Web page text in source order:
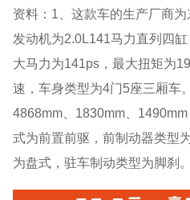
资料：1、这款车的生产厂商
发动机为2.0L141马力直列四
大马力为141ps，最大扭矩为
速，车身类型为4门5座三厢车
4868mm、1830mm、
式为前置前驱，前制动器类型
为盘式，驻车制动类型为脚刹。